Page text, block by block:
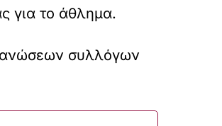
για το άθλημα.
συλλόγων